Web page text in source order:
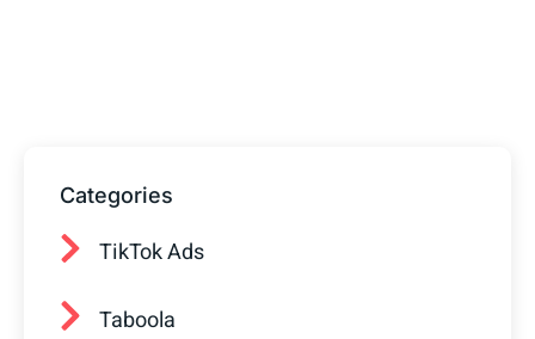
Categories
TikTok Ads
Taboola